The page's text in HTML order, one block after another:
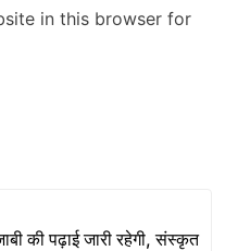
in this browser for
की पढ़ाई जारी रहेगी, संस्कृत